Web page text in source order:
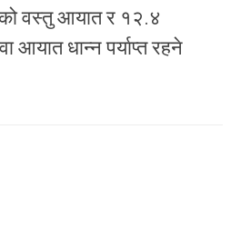
वस्तु आयात र १२.४
आयात धान्न पर्याप्त रहने